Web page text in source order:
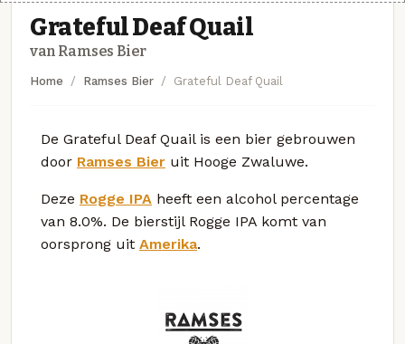
Grateful Deaf Quail
van Ramses Bier
Home Ramses Bier Grateful Deaf Quail
De Grateful Deaf Quail is een bier gebrouwen
door Ramses Bier uit Hooge Zwaluwe.
Deze Rogge IPA heeft een alcohol percentage
van 8.0%. De bierstijl Rogge IPA komt van
oorsprong uit Amerika.